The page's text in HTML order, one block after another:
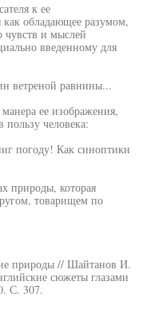
к ее
обладающее разумом,
чувств и мыслей
введенному для
ветреной равнины...
ее изображения,
пользу человека:
погоду! Как синоптики
природы, которая
товарищем по
природы // Шайтанов И.
сюжеты глазами
С. 307.